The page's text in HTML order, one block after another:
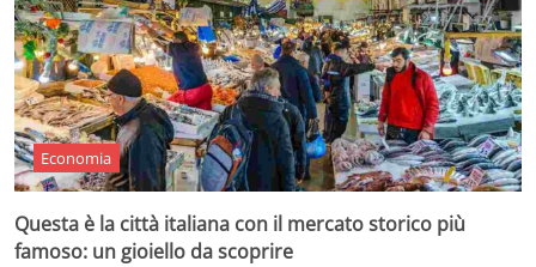
Economia
Questa è la città italiana con il mercato storico più
famoso: un gioiello da scoprire